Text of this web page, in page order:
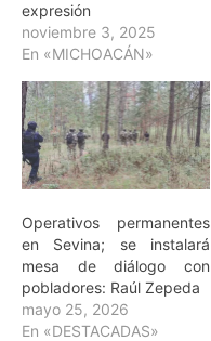
expresión
noviembre 3, 2025
En «MICHOACÁN»
Operativos permanentes
en Sevina; se instalará
mesa de diálogo con
pobladores: Raúl Zepeda
mayo 25, 2026
En «DESTACADAS»